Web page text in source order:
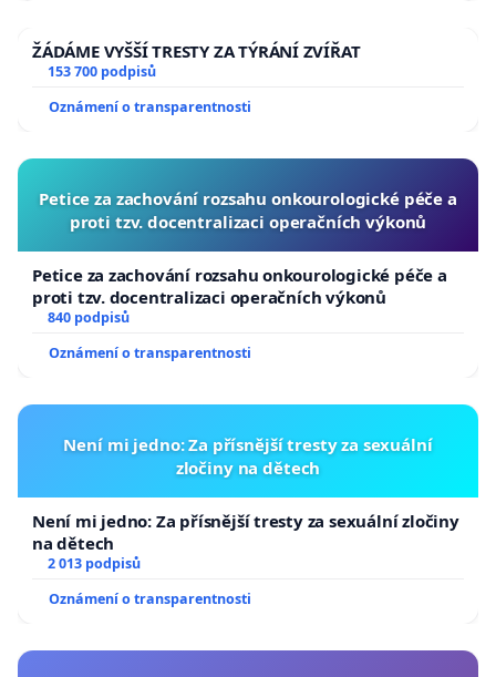
ŽÁDÁME VYŠŠÍ TRESTY ZA TÝRÁNÍ ZVÍŘAT
153 700 podpisů
Oznámení o transparentnosti
Petice za zachování rozsahu onkourologické péče a
proti tzv. docentralizaci operačních výkonů
Petice za zachování rozsahu onkourologické péče a
proti tzv. docentralizaci operačních výkonů
840 podpisů
Oznámení o transparentnosti
Není mi jedno: Za přísnější tresty za sexuální
zločiny na dětech
Není mi jedno: Za přísnější tresty za sexuální zločiny
na dětech
2 013 podpisů
Oznámení o transparentnosti